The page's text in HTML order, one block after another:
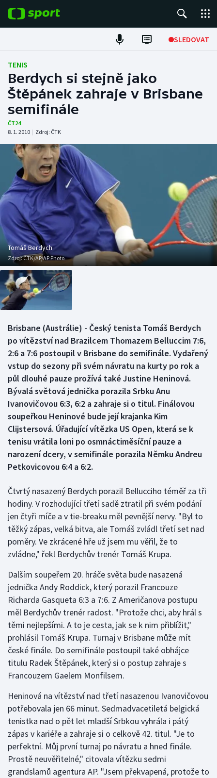
SLEDOVAT
Fotbal
Hokej
Tenis
Atletika
Cyklistika
DALŠÍ SPORTY
Americký fotbal
Baseball a softbal
Basketbal
Biatlon
Boby a skeleton
Curling
Dostihy
Florbal
Futsal
Golf
Gymnastika
Jezdectví
Judo
Krasobruslení
Lezení
Lyže a snowboard
Moderní pětiboj
Motorsport
Olympijské hry
Parasport
Plavání
Plážový volejbal
Ragby
NEPŘEHLÉDNĚTE
Soutěže
Historické návraty
Aplikace ČT sport
AZ kvíz
TENIS
Berdych si stejně jako
Štěpánek zahraje v Brisbane
semifinále
ČT24
8. 1. 2010 | Zdroj: ČTK
Tomáš Berdych
Zdroj:ČTK/AP/AP Photo
Brisbane (Austrálie) - Český tenista Tomáš Berdych
po vítězství nad Brazilcem Thomazem Belluccim 7:6,
2:6 a 7:6 postoupil v Brisbane do semifinále. Vydařený
vstup do sezony při svém návratu na kurty po rok a
půl dlouhé pauze prožívá také Justine Heninová.
Bývalá světová jednička porazila Srbku Anu
Ivanovičovou 6:3, 6:2 a zahraje si o titul. Finálovou
soupeřkou Heninové bude její krajanka Kim
Clijstersová. Úřadující vítězka US Open, která se k
tenisu vrátila loni po osmnáctiměsíční pauze a
narození dcery, v semifinále porazila Němku Andreu
Petkovicovou 6:4 a 6:2.
Čtvrtý nasazený Berdych porazil Bellucciho téměř za tři
hodiny. V rozhodující třetí sadě ztratil při svém podání
jen čtyři míče a v tie-breaku měl pevnější nervy. "Byl to
těžký zápas, velká bitva, ale Tomáš zvládl třetí set nad
poměry. Ve zkrácené hře už jsem mu věřil, že to
zvládne," řekl Berdychův trenér Tomáš Krupa.
Dalším soupeřem 20. hráče světa bude nasazená
jednička Andy Roddick, který porazil Francouze
Richarda Gasqueta 6:3 a 7:6. Z Američanova postupu
měl Berdychův trenér radost. "Protože chci, aby hrál s
těmi nejlepšími. A to je cesta, jak se k nim přiblížit,"
prohlásil Tomáš Krupa. Turnaj v Brisbane může mít
české finále. Do semifinále postoupil také obhájce
titulu Radek Štěpánek, který si o postup zahraje s
Francouzem Gaelem Monfilsem.
Heninová na vítězství nad třetí nasazenou Ivanovičovou
potřebovala jen 66 minut. Sedmadvacetiletá belgická
tenistka nad o pět let mladší Srbkou vyhrála i pátý
zápas v kariéře a zahraje si o celkově 42. titul. "Je to
perfektní. Můj první turnaj po návratu a hned finále.
Prostě neuvěřitelné," citovala vítězku sedmi
grandslamů agentura AP. "Jsem překvapená, protože to